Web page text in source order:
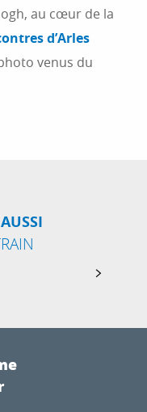
au cœur de la
d’Arles
venus du
L’ESTÉREL
à Mandelieu-
par...